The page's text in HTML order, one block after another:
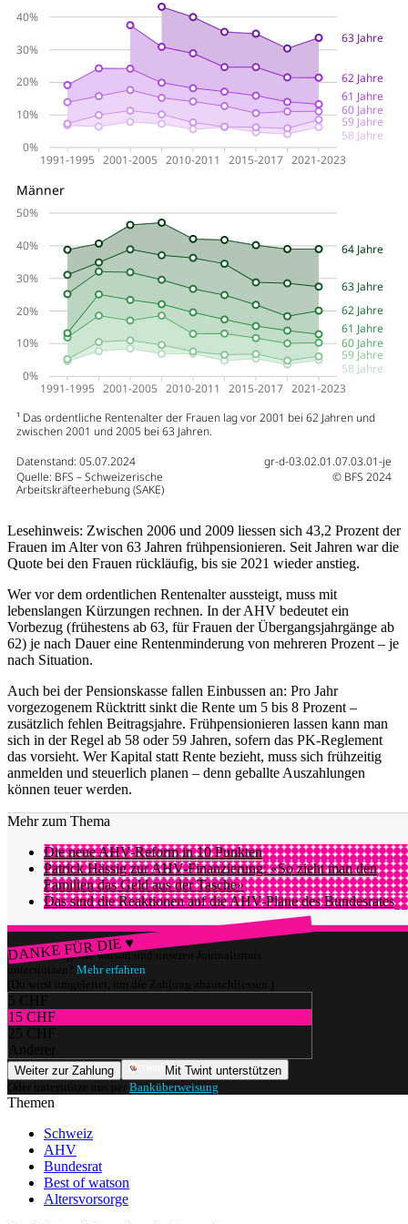
Lesehinweis: Zwischen 2006 und 2009 liessen sich 43,2 Prozent der
Frauen im Alter von 63 Jahren frühpensionieren. Seit Jahren war die
Quote bei den Frauen rückläufig, bis sie 2021 wieder anstieg.
Wer vor dem ordentlichen Rentenalter aussteigt, muss mit
lebenslangen Kürzungen rechnen. In der AHV bedeutet ein
Vorbezug (frühestens ab 63, für Frauen der Übergangsjahrgänge ab
62) je nach Dauer eine Rentenminderung von mehreren Prozent – je
nach Situation.
Auch bei der Pensionskasse fallen Einbussen an: Pro Jahr
vorgezogenem Rücktritt sinkt die Rente um 5 bis 8 Prozent –
zusätzlich fehlen Beitragsjahre. Frühpensionieren lassen kann man
sich in der Regel ab 58 oder 59 Jahren, sofern das PK-Reglement
das vorsieht. Wer Kapital statt Rente bezieht, muss sich frühzeitig
anmelden und steuerlich planen – denn geballte Auszahlungen
können teuer werden.
Mehr zum Thema
Die neue AHV-Reform in 10 Punkten
Patrick Hässig zur AHV-Finanzierung: «So zieht man den
Familien das Geld aus der Tasche»
Das sind die Reaktionen auf die AHV-Pläne des Bundesrates
DANKE FÜR DIE ♥
Würdest du gerne watson und unseren Journalismus
unterstützen? Mehr erfahren
(Du wirst umgeleitet, um die Zahlung abzuschliessen.)
5 CHF
15 CHF
25 CHF
Anderer
Weiter zur Zahlung
Mit Twint unterstützen
Oder unterstütze uns per Banküberweisung
Themen
Schweiz
AHV
Bundesrat
Best of watson
Altersvorsorge